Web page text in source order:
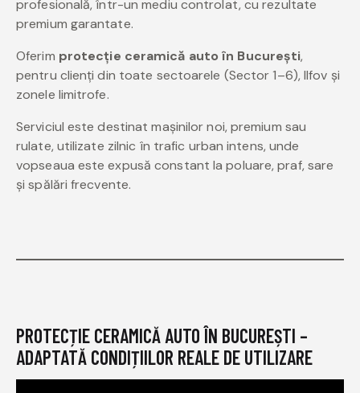
profesională, într-un mediu controlat, cu rezultate
premium garantate.
Oferim protecție ceramică auto în București,
pentru clienți din toate sectoarele (Sector 1–6), Ilfov și
zonele limitrofe.
Serviciul este destinat mașinilor noi, premium sau
rulate, utilizate zilnic în trafic urban intens, unde
vopseaua este expusă constant la poluare, praf, sare
și spălări frecvente.
PROTECȚIE CERAMICĂ AUTO ÎN BUCUREȘTI –
ADAPTATĂ CONDIȚIILOR REALE DE UTILIZARE